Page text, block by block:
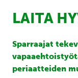
LAITA
Sparraajat
periaatteiden